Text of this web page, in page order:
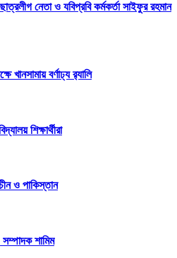
ছাত্রলীগ নেতা ও যবিপ্রবি কর্মকর্তা সাইফুর রহমান
খানসামায় বর্ণাঢ্য র‍্যালি
শিক্ষার্থীরা
ও পাকিস্তান
শামিম